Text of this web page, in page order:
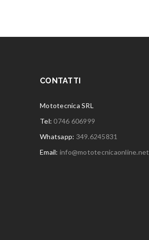
CONTATTI
Mototecnica SRL
Tel:0746 606999
Whatsapp: 349.6245831
Email: info@mototecnicaonline.net